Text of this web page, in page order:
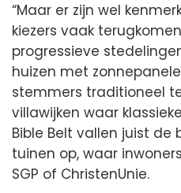
“Maar er zijn wel
kiezers vaak
progressieve
huizen met
stemmers traditioneel
villawijken waar
Bible Belt vallen juist de
tuinen op, waar
SGP of ChristenUnie.